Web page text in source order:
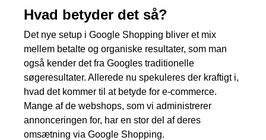
Hvad betyder det så?
Det nye setup i Google Shopping bliver et mix
mellem betalte og organiske resultater, som man
også kender det fra Googles traditionelle
søgeresultater. Allerede nu spekuleres der kraftigt i,
hvad det kommer til at betyde for e-commerce.
Mange af de webshops, som vi administrerer
annonceringen for, har en stor del af deres
omsætning via Google Shopping.